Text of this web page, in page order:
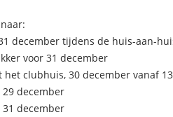
december tijdens de huis-aan-
voor 31 december
het clubhuis, 30 december vanaf
december
december